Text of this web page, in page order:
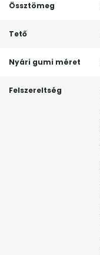
Össztömeg
Tető
Nyári gumi méret
Felszereltség